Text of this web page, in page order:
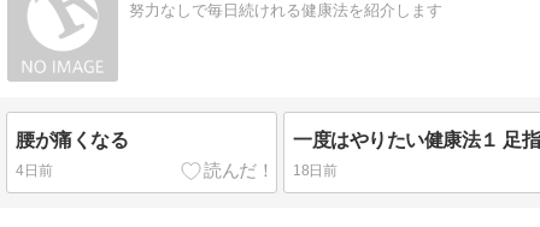
努力なしで毎日続けれる健康法を紹介します
腰が痛くなる
4日前
一度はやりたい健康法１ 足
18日前